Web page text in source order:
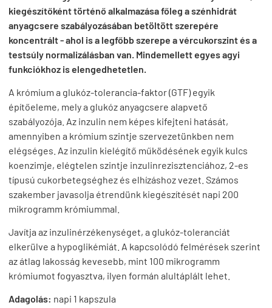
kiegészítőként történő alkalmazása főleg a szénhidrát
anyagcsere szabályozásában betöltött szerepére
koncentrált - ahol is a legfőbb szerepe a vércukorszint és a
testsúly normalizálásban van. Mindemellett egyes agyi
funkciókhoz is elengedhetetlen.
A krómium a glukóz-tolerancia-faktor (GTF) egyik
építőeleme, mely a glukóz anyagcsere alapvető
szabályozója. Az inzulin nem képes kifejteni hatását,
amennyiben a krómium szintje szervezetünkben nem
elégséges. Az inzulin kielégítő működésének egyik kulcs
koenzimje, elégtelen szintje inzulinrezisztenciához, 2-es
típusú cukorbetegséghez és elhízáshoz vezet. Számos
szakember javasolja étrendünk kiegészítését napi 200
mikrogramm krómiummal.
Javítja az inzulinérzékenységet, a glukóz-toleranciát
elkerülve a hypoglikémiát. A kapcsolódó felmérések szerint
az átlag lakosság kevesebb, mint 100 mikrogramm
krómiumot fogyasztva, ilyen formán alultáplált lehet.
Adagolás: napi 1 kapszula